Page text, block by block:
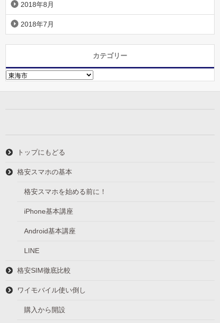
2018年8月
2018年7月
カテゴリー
カ
トップにもどる
格安スマホの基本
格安スマホを始める前に！
iPhone基本講座
Android基本講座
LINE
格安SIM徹底比較
ワイモバイル使い倒し
購入から開設